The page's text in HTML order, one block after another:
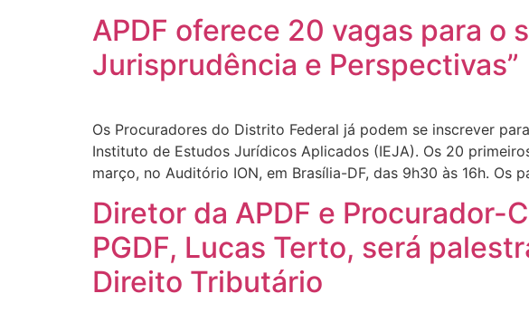
APDF oferece 20 vagas para o
Jurisprudência e Perspectivas”
Os Procuradores do Distrito Federal já podem se inscrever
Instituto de Estudos Jurídicos Aplicados (IEJA). Os 20
março, no Auditório ION, em Brasília-DF, das 9h30 às 16h. Os
Diretor da APDF e Procurador-
PGDF, Lucas Terto, será
Direito Tributário